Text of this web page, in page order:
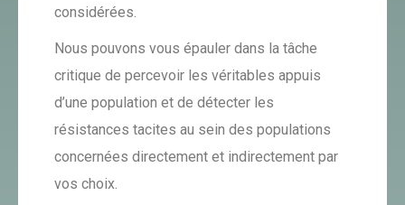
considérées.
Nous pouvons vous épauler dans la tâche
critique de percevoir les véritables appuis
d’une population et de détecter les
résistances tacites au sein des populations
concernées directement et indirectement par
vos choix.